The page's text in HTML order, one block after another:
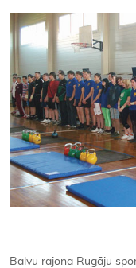
Balvu rajona Rugāju